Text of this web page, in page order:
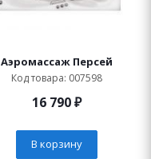
Аэромассаж Персей
Код товара: 007598
16 790₽
В корзину